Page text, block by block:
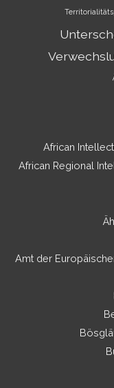
African
African Regional
Amt der